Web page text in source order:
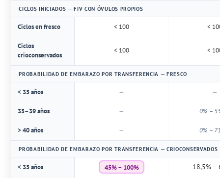
CICLOS INICIADOS — FIV CON ÓVULOS PROPIOS
Ciclos en fresco < 100 <
Ciclos
crioconservados
< 100 <
PROBABILIDAD DE EMBARAZO POR TRANSFERENCIA — FRESCO
< 35 años — —
35–39 años — 0% –
> 40 años — 0% –
PROBABILIDAD DE EMBARAZO POR TRANSFERENCIA — CRIOCONSERVADOS
< 35 años 45% – 100% 18,5% –